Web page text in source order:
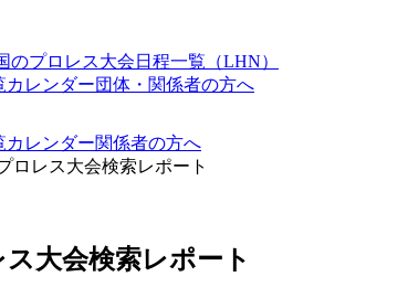
のプロレス大会日程一覧（LHN）
カレンダー団体・関係者の方へ
カレンダー関係者の方へ
ロレス大会検索レポート
大会検索レポート